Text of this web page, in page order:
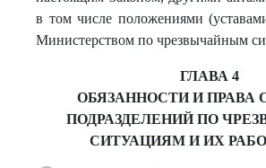
в том числе положениями
Министерством по чрезвычайным
ГЛАВА 4
ОБЯЗАННОСТИ И ПРАВА
ПОДРАЗДЕЛЕНИЙ ПО
СИТУАЦИЯМ И ИХ